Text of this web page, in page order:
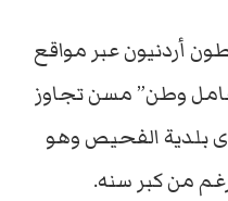
أردنيون عبر مواقع
وطن” مسن تجاوز
بلدية الفحيص وهو
من كبر سنه.